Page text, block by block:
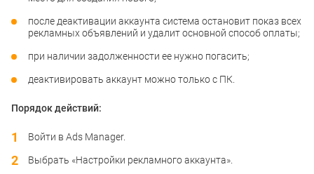
после деактивации аккаунта система остановит показ всех
рекламных объявлений и удалит основной способ оплаты;
при наличии задолженности ее нужно погасить;
деактивировать аккаунт можно только с ПК.
Порядок действий:
Войти в Ads Manager.
Выбрать «Настройки рекламного аккаунта».